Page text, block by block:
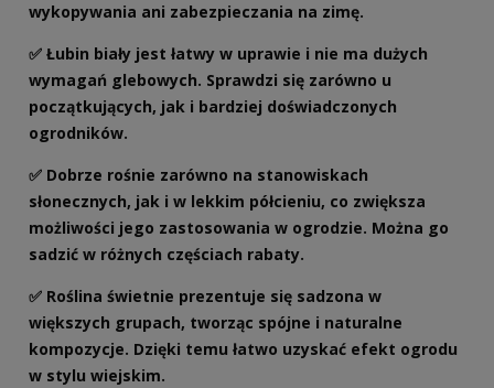
wykopywania ani zabezpieczania na zimę.
✅ Łubin biały jest łatwy w uprawie i nie ma dużych
wymagań glebowych. Sprawdzi się zarówno u
początkujących, jak i bardziej doświadczonych
ogrodników.
✅ Dobrze rośnie zarówno na stanowiskach
słonecznych, jak i w lekkim półcieniu, co zwiększa
możliwości jego zastosowania w ogrodzie. Można go
sadzić w różnych częściach rabaty.
✅ Roślina świetnie prezentuje się sadzona w
większych grupach, tworząc spójne i naturalne
kompozycje. Dzięki temu łatwo uzyskać efekt ogrodu
w stylu wiejskim.